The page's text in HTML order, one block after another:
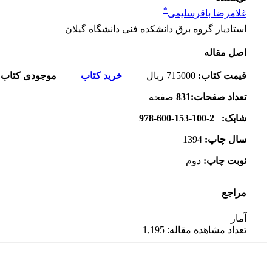
غلامرضا باقرسلیمی*
استادیار گروه برق دانشکده فنی دانشگاه گیلان
اصل مقاله
قیمت کتاب: ریال خرید کتاب موجودی
تعداد صفحات:831 صفحه
شابک: 978-600-153-100-2
سال چاپ:
نوبت چاپ: دوم
مراجع
آمار
تعداد مشاهده مقاله: 1,195